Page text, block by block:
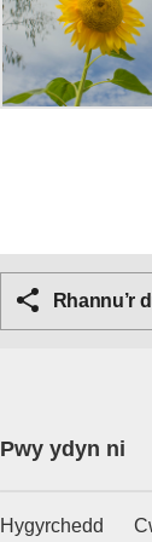
Rhannu’r
Pwy ydyn ni
Hygyrchedd